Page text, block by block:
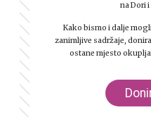
na Dori
Kako bismo i dalje
zanimljive sadržaje,
ostane mjesto